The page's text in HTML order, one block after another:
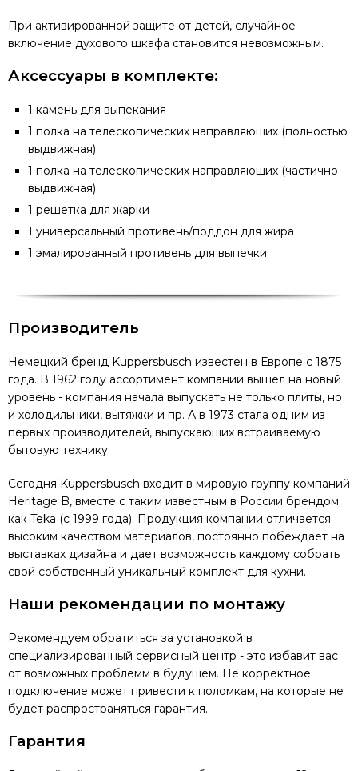
При активированной защите от детей, случайное
включение духового шкафа становится невозможным.
Аксессуары в комплекте:
1 камень для выпекания
1 полка на телескопических направляющих (полностью
выдвижная)
1 полка на телескопических направляющих (частично
выдвижная)
1 решетка для жарки
1 универсальный противень/поддон для жира
1 эмалированный противень для выпечки
Производитель
Немецкий бренд Kuppersbusch известен в Европе с 1875
года. В 1962 году ассортимент компании вышел на новый
уровень - компания начала выпускать не только плиты, но
и холодильники, вытяжки и пр. А в 1973 стала одним из
первых производителей, выпускающих встраиваемую
бытовую технику.
Сегодня Kuppersbusch входит в мировую группу компаний
Heritage B, вместе с таким известным в России брендом
как Teka (с 1999 года). Продукция компании отличается
высоким качеством материалов, постоянно побеждает на
выставках дизайна и дает возможность каждому собрать
свой собственный уникальный комплект для кухни.
Наши рекомендации по монтажу
Рекомендуем обратиться за установкой в
специализированный сервисный центр - это избавит вас
от возможных проблемм в будущем. Не корректное
подключение может привести к поломкам, на которые не
будет распространяться гарантия.
Гарантия